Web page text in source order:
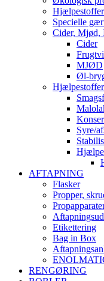
Specielle
Cider, Mjød,
Cider
MJØD
Øl-
Syre/
AFTAPNING
Flasker
Propper,
Etikettering
Bag in Box
RENGØRING